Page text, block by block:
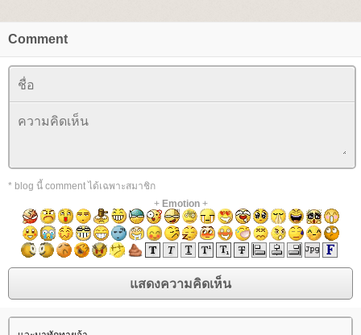
Comment
* blog นี้ comment ได้เฉพาะสมาชิก
+ Emotion+